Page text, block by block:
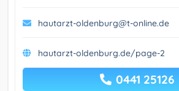
hautarzt-oldenburg@t-online.de
hautarzt-oldenburg.de/page-2
0441 25126